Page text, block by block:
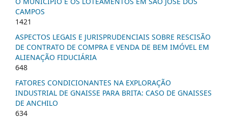
CAMPOS
1421
ASPECTOS LEGAIS E JURISPRUDENCIAIS SOBRE RESCISÃO
DE CONTRATO DE COMPRA E VENDA DE BEM IMÓVEL EM
ALIENAÇÃO FIDUCIÁRIA
648
FATORES CONDICIONANTES NA EXPLORAÇÃO
INDUSTRIAL DE GNAISSE PARA BRITA: CASO DE GNAISSES
DE ANCHILO
634